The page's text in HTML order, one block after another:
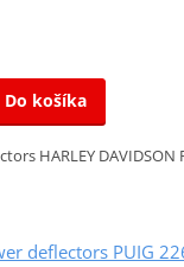
Do košíka
HARLEY DAVIDSON
deflectors PUIG